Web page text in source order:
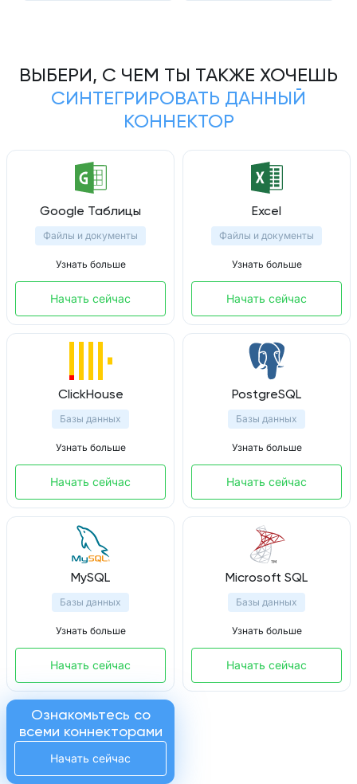
ВЫБЕРИ, С ЧЕМ ТЫ ТАКЖЕ ХОЧЕШЬ
СИНТЕГРИРОВАТЬ ДАННЫЙ
КОННЕКТОР
Google Таблицы
Файлы и документы
Узнать больше
Начать сейчас
Excel
Файлы и документы
Узнать больше
Начать сейчас
ClickHouse
Базы данных
Узнать больше
Начать сейчас
PostgreSQL
Базы данных
Узнать больше
Начать сейчас
MySQL
Базы данных
Узнать больше
Начать сейчас
Microsoft SQL
Базы данных
Узнать больше
Начать сейчас
Ознакомьтесь со
всеми коннекторами
Начать сейчас